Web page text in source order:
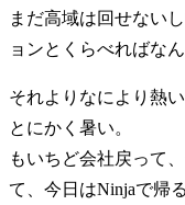
まだ高域は回せない
ョンとくらべればな
それよりなにより熱い
とにかく暑い。
もいちど会社戻って
て、今日はNinjaで帰